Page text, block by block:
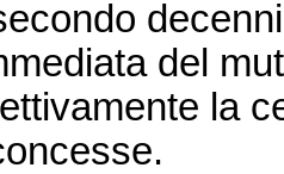
del
la